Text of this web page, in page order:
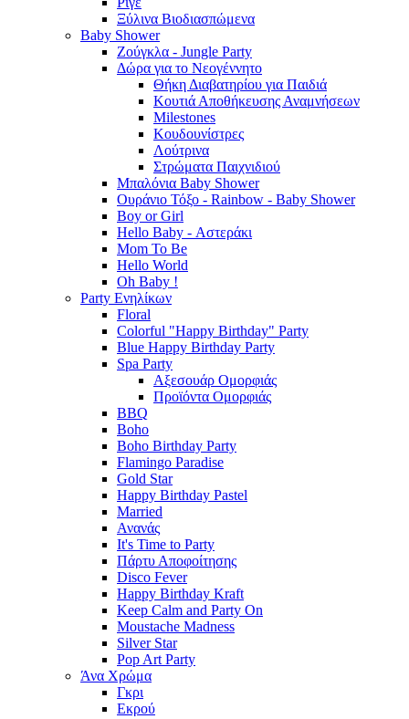
Ξύλινα Βιοδιασπώμενα
Baby Shower
Ζούγκλα - Jungle Party
Δώρα για το Νεογέννητο
Θήκη Διαβατηρίου για Παιδιά
Κουτιά Αποθήκευσης Αναμνήσεων
Milestones
Κουδουνίστρες
Λούτρινα
Στρώματα Παιχνιδιού
Μπαλόνια Baby Shower
Ουράνιο Τόξο - Rainbow - Baby Shower
Boy or Girl
Hello Baby - Αστεράκι
Mom To Be
Hello World
Oh Baby !
Party Ενηλίκων
Floral
Colorful "Happy Birthday" Party
Blue Happy Birthday Party
Spa Party
Αξεσουάρ Ομορφιάς
Προϊόντα Ομορφιάς
BBQ
Boho
Boho Birthday Party
Flamingo Paradise
Gold Star
Happy Birthday Pastel
Married
Ανανάς
It's Time to Party
Πάρτυ Αποφοίτησης
Disco Fever
Happy Birthday Kraft
Keep Calm and Party On
Moustache Madness
Silver Star
Pop Art Party
Άνα Χρώμα
Γκρι
Εκρού